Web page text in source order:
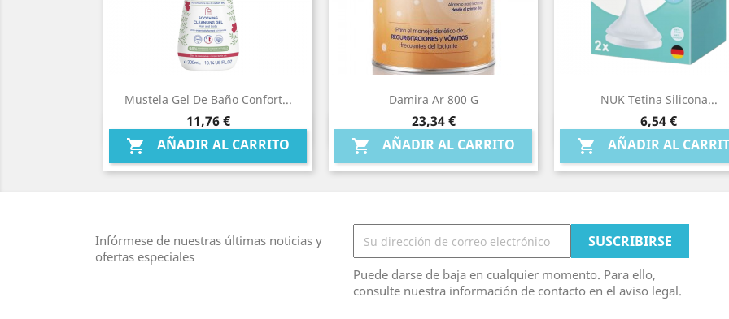
Mustela Gel De Baño Confort...
Precio
11,76 €
 AÑADIR AL CARRITO
Vista rápida
Damira Ar 800 G
Precio
23,34 €
 AÑADIR AL CARRITO
Vista rápida
NUK Tetina Silicona...
Precio
6,54 €
 AÑADIR AL
Vista rápida
Infórmese de nuestras últimas noticias y
ofertas especiales
Puede darse de baja en cualquier momento. Para ello,
consulte nuestra información de contacto en el aviso legal.